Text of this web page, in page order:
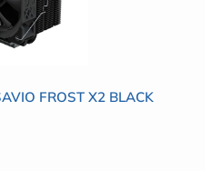
FROST X2 BLACK